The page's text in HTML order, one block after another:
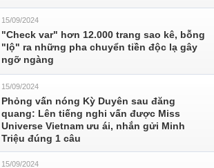
15/09/2024
"Check var" hơn 12.000 trang sao kê, bỗng
"lộ" ra những pha chuyển tiền độc lạ gây
ngỡ ngàng
15/09/2024
Phỏng vấn nóng Kỳ Duyên sau đăng
quang: Lên tiếng nghi vấn được Miss
Universe Vietnam ưu ái, nhắn gửi Minh
Triệu đúng 1 câu
15/09/2024